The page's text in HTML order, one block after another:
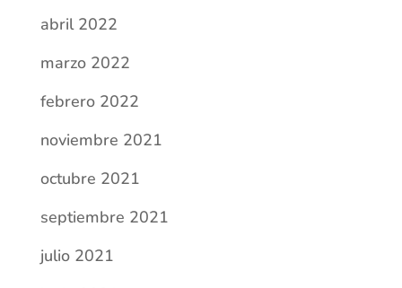
abril 2022
marzo 2022
febrero 2022
noviembre 2021
octubre 2021
septiembre 2021
julio 2021